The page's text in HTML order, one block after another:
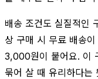
배송 조건도 실질적인
상 구매 시 무료 배송
3,000원이 붙어요. 이
묶어 살 때 유리하다는